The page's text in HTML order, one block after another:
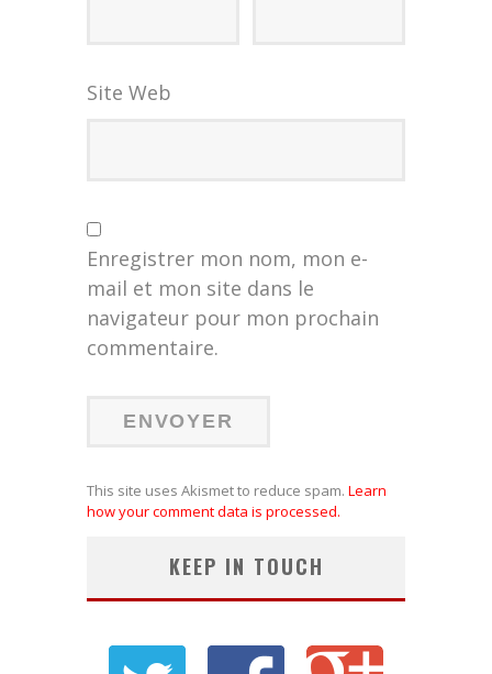
Site Web
Enregistrer mon nom, mon e-
mail et mon site dans le
navigateur pour mon prochain
commentaire.
This site uses Akismet to reduce spam. Learn
how your comment data is processed.
KEEP IN TOUCH